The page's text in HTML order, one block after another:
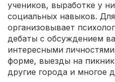
учеников, выработке у
социальных навыков.
организовывает
дебаты с обсуждением
интересными
форме, выезды на
другие города и многое